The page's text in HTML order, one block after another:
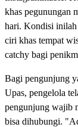
khas pegunungan
hari. Kondisi inilah
ciri khas tempat
catchy bagi
Bagi pengunjung
Upas, pengelola
pengunjung wajib
bisa dihubungi.